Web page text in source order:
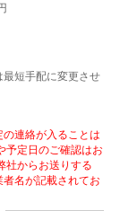
短手配に変更させ
連絡が入ることは
予定日のご確認はお
社からお送りする
者名が記載されてお